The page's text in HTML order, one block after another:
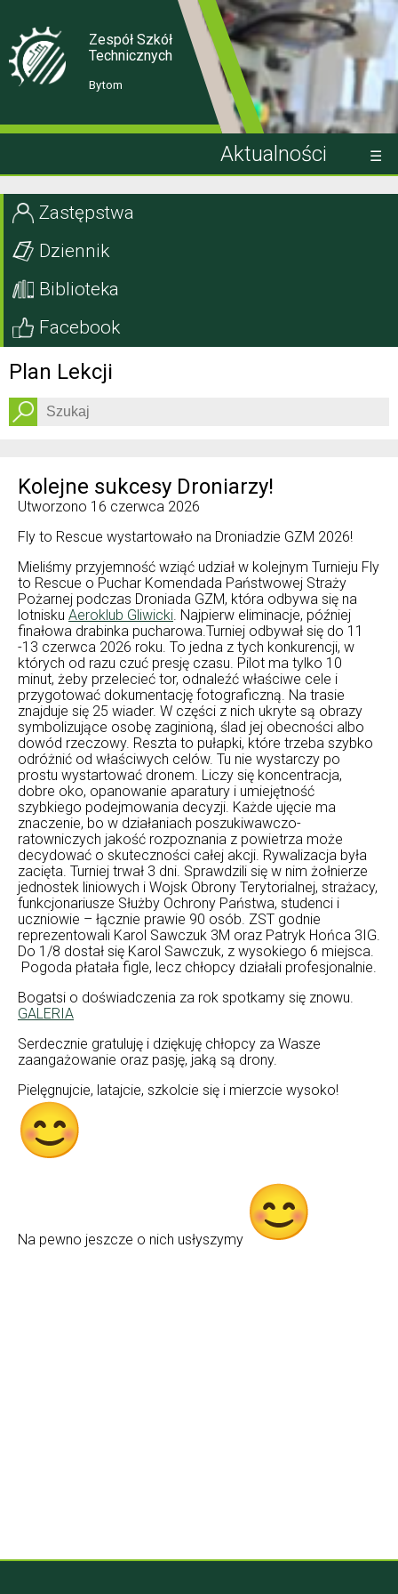
Content
navigation
Zespół Szkół
Technicznych
Bytom
Aktualności
Kandydat
Zastępstwa
Dziennik
Biblioteka
Facebook
Plan Lekcji
Kolejne sukcesy Droniarzy!
Utworzono 16 czerwca 2026
Fly to Rescue wystartowało na Droniadzie GZM 2026!
Mieliśmy przyjemność wziąć udział w kolejnym Turnieju Fly
to Rescue o Puchar Komendada Państwowej Straży
Pożarnej podczas Droniada GZM, która odbywa się na
lotnisku Aeroklub Gliwicki. Najpierw eliminacje, później
finałowa drabinka pucharowa.Turniej odbywał się do 11
-13 czerwca 2026 roku. To jedna z tych konkurencji, w
których od razu czuć presję czasu. Pilot ma tylko 10
minut, żeby przelecieć tor, odnaleźć właściwe cele i
przygotować dokumentację fotograficzną. Na trasie
znajduje się 25 wiader. W części z nich ukryte są obrazy
symbolizujące osobę zaginioną, ślad jej obecności albo
dowód rzeczowy. Reszta to pułapki, które trzeba szybko
odróżnić od właściwych celów. Tu nie wystarczy po
prostu wystartować dronem. Liczy się koncentracja,
dobre oko, opanowanie aparatury i umiejętność
szybkiego podejmowania decyzji. Każde ujęcie ma
znaczenie, bo w działaniach poszukiwawczo-
ratowniczych jakość rozpoznania z powietrza może
decydować o skuteczności całej akcji. Rywalizacja była
zacięta. Turniej trwał 3 dni. Sprawdzili się w nim żołnierze
jednostek liniowych i Wojsk Obrony Terytorialnej, strażacy,
funkcjonariusze Służby Ochrony Państwa, studenci i
uczniowie – łącznie prawie 90 osób. ZST godnie
reprezentowali Karol Sawczuk 3M oraz Patryk Hońca 3IG.
Do 1/8 dostał się Karol Sawczuk, z wysokiego 6 miejsca.
Pogoda płatała figle, lecz chłopcy działali profesjonalnie.
Bogatsi o doświadczenia za rok spotkamy się znowu.
GALERIA
Serdecznie gratuluję i dziękuję chłopcy za Wasze
zaangażowanie oraz pasję, jaką są drony.
Pielęgnujcie, latajcie, szkolcie się i mierzcie wysoko!
Na pewno jeszcze o nich usłyszymy